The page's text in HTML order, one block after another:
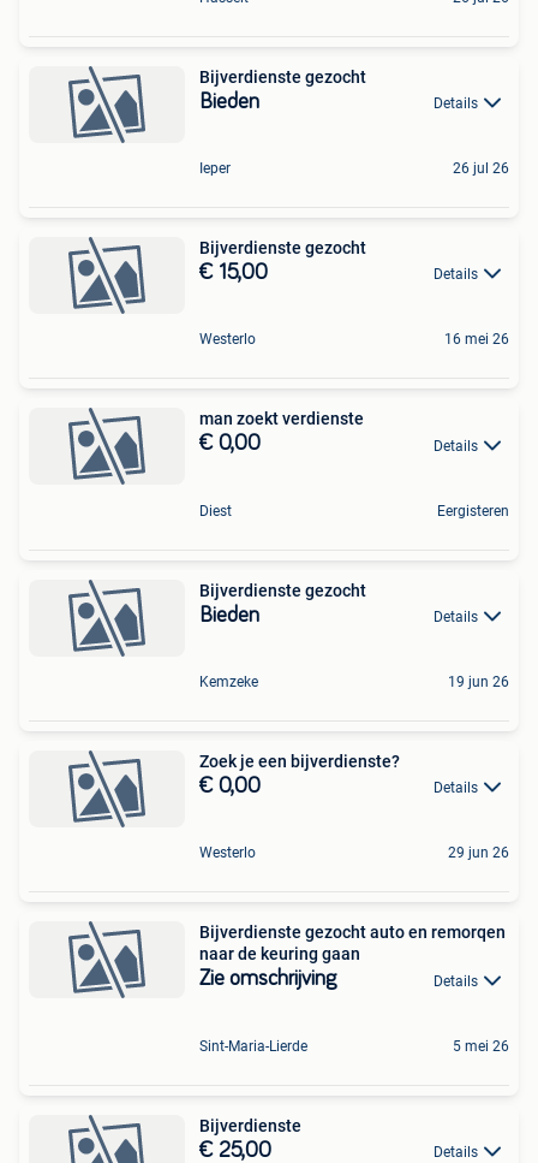
Bijverdienste gezocht
Bieden Details
Ieper 26 jul 26
Bijverdienste gezocht
€ 15,00 Details
Westerlo 16 mei 26
man zoekt verdienste
€ 0,00 Details
Diest Eergisteren
Bijverdienste gezocht
Bieden Details
Kemzeke 19 jun 26
Zoek je een bijverdienste?
€ 0,00 Details
Westerlo 29 jun 26
Bijverdienste gezocht auto en remorqen
naar de keuring gaan
Zie omschrijving Details
Sint-Maria-Lierde 5 mei 26
Bijverdienste
€ 25,00 Details